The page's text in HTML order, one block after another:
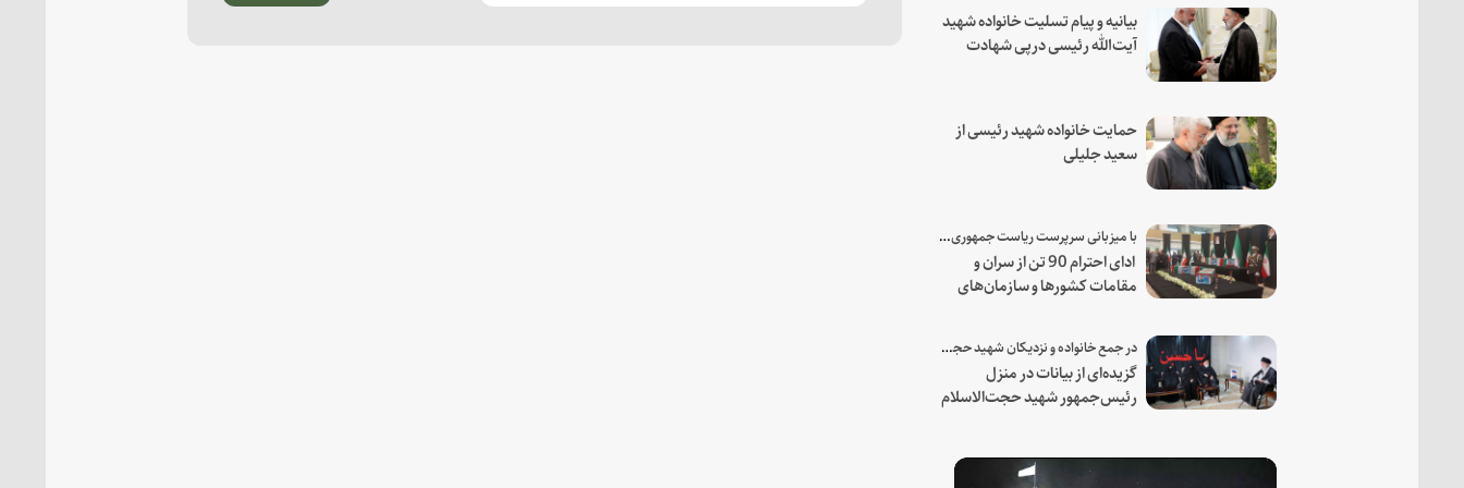
بیانیه و پیام تسلیت خانواده شهید
آیت‌الله رئیسی درپی شهادت
حمایت خانواده شهید رئیسی از
سعید جلیلی
با میزبانی سرپرست ریاست جمهوری صورت گرفت؛
ادای احترام 90 تن از سران و
مقامات کشورها و سازمان‌های
در جمع خانواده و نزدیکان شهید حجت‌الاسلام‌والمسلمین رئیسی:
گزیده‌ای از بیانات در منزل
رئیس‌جمهور شهید حجت‌الاسلام